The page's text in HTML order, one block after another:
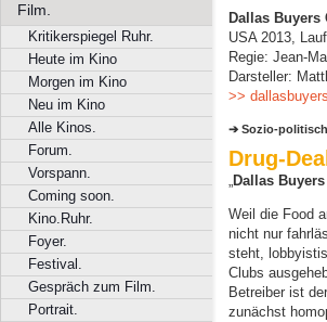
Film.
Kritikerspiegel Ruhr.
Heute im Kino
Morgen im Kino
Neu im Kino
Alle Kinos.
Forum.
Vorspann.
Coming soon.
Kino.Ruhr.
Foyer.
Festival.
Gespräch zum Film.
Portrait.
Dallas Buyers
USA 2013,
Regie: Jean-
Darsteller:
>>
Sozio-
Drug-
„Dallas
Weil die Food
nicht nur
steht,
Clubs
Betreiber ist
zunächst